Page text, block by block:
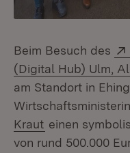
Beim Besuch des
(Digital Hub) Ulm,
am Standort in
Wirtschaftsministerin
Kraut einen
von rund 500.000